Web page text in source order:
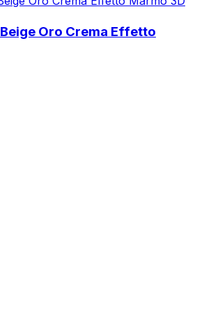
Beige Oro Crema Effetto